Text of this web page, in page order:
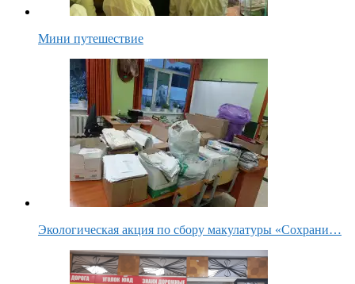
Мини путешествие
Экологическая акция по сбору макулатуры «Сохрани…